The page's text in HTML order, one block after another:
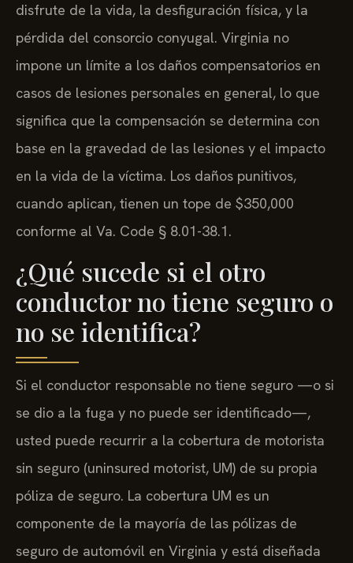
disfrute de la vida, la desfiguración física, y la
pérdida del consorcio conyugal. Virginia no
impone un límite a los daños compensatorios en
casos de lesiones personales en general, lo que
significa que la compensación se determina con
base en la gravedad de las lesiones y el impacto
en la vida de la víctima. Los daños punitivos,
cuando aplican, tienen un tope de $350,000
conforme al Va. Code § 8.01-38.1.
¿Qué sucede si el otro
conductor no tiene seguro o
no se identifica?
Si el conductor responsable no tiene seguro —o si
se dio a la fuga y no puede ser identificado—,
usted puede recurrir a la cobertura de motorista
sin seguro (uninsured motorist, UM) de su propia
póliza de seguro. La cobertura UM es un
componente de la mayoría de las pólizas de
seguro de automóvil en Virginia y está diseñada